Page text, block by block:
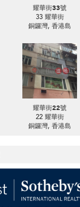
耀華街33號
33 耀華街
銅鑼灣, 香港島
耀華街22號
22 耀華街
銅鑼灣, 香港島